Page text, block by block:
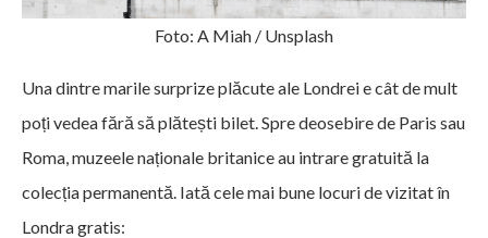
Foto: A Miah / Unsplash
Una dintre marile surprize plăcute ale Londrei e cât de mult
poți vedea fără să plătești bilet. Spre deosebire de Paris sau
Roma, muzeele naționale britanice au intrare gratuită la
colecția permanentă. Iată cele mai bune locuri de vizitat în
Londra gratis: